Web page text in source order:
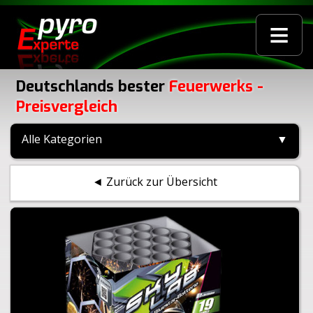
≡
Deutschlands bester Feuerwerks -
Preisvergleich
Alle Kategorien ▼
◄ Zurück zur Übersicht